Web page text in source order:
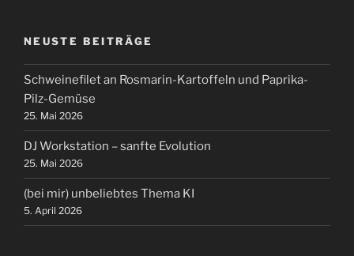
NEUSTE BEITRÄGE
Schweinefilet an Rosmarin-Kartoffeln und Paprika-
Pilz-Gemüse
25. Mai 2026
DJ Workstation – sanfte Evolution
25. Mai 2026
(bei mir) unbeliebtes Thema KI
5. April 2026